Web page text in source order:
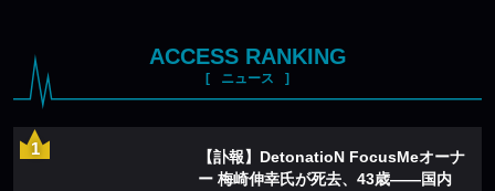
ACCESS RANKING
ニュース
【訃報】DetonatioN FocusMeオーナ
ー 梅崎伸幸氏が死去、43歳——国内